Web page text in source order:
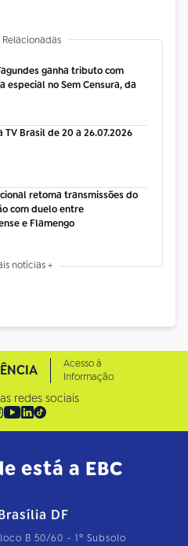
ganha tributo com
especial no Sem Censura, da
TV Brasil de 20 a 26.07.2026
retoma transmissões do
com duelo entre
e Flamengo
notícias +
Acesso à
Informação
redes sociais
está a EBC
DF
B 50/60 - 1º Subsolo